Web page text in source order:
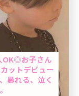
院
室 暑い
明るめ
限定
OK◎お子さん
ットデビュー
暴れる、泣く